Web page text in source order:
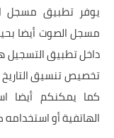
يوفر تطبيق مسجل
مسجل الصوت أيضا
داخل تطبيق التسجيل
تخصيص تنسيق
كما يمكنكم أيضا
الهاتفية أو